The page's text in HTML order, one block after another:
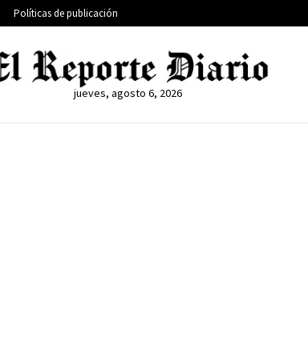
Políticas de publicación
jueves, agosto 6, 2026